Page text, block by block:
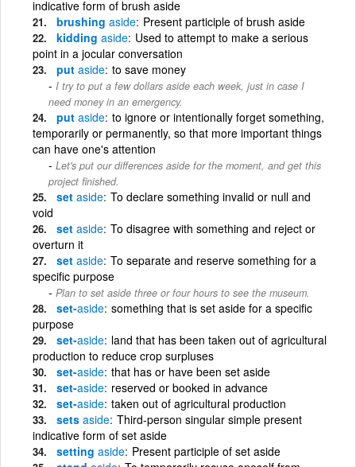
indicative form of brush aside
brushing aside Present participle of brush aside
kidding aside Used to attempt to make a serious
point in a jocular conversation
put aside to save money
I try to put a few dollars aside each week, just in case I
need money in an emergency.
put aside to ignore or intentionally forget something,
temporarily or permanently, so that more important things
can have one's attention
Let's put our differences aside for the moment, and get this
project finished.
set aside To declare something invalid or null and
void
set aside To disagree with something and reject or
overturn it
set aside To separate and reserve something for a
specific purpose
Plan to set aside three or four hours to see the museum.
set-aside something that is set aside for a specific
purpose
set-aside land that has been taken out of agricultural
production to reduce crop surpluses
set-aside that has or have been set aside
set-aside reserved or booked in advance
set-aside taken out of agricultural production
sets aside Third-person singular simple present
indicative form of set aside
setting aside Present participle of set aside